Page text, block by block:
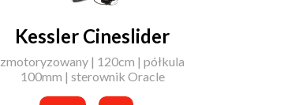
Kessler Cineslider
zmotoryzowany | 120cm | półkula
100mm | sterownik Oracle